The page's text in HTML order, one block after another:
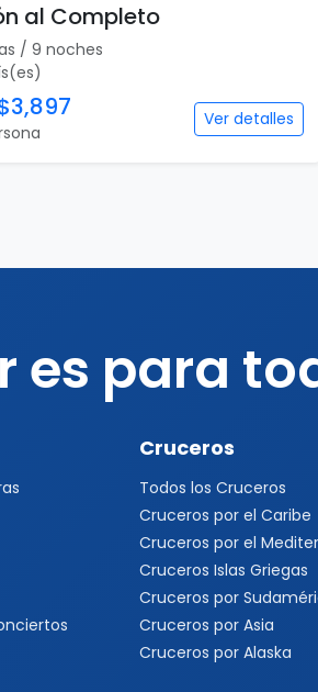
al Completo
/ 9 noches
Ver detalles
es para
Cruceros
Todos los Cruceros
Cruceros por el Caribe
Cruceros por el
Cruceros Islas Griegas
Cruceros por
Cruceros por Asia
Cruceros por Alaska